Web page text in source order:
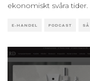
ekonomiskt svåra tider.
E-HANDEL PODCAST